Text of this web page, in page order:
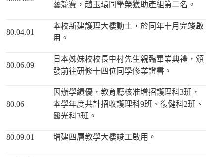
藝競賽，趙玉環同學榮獲助產組第二名。
80.04.01
本校新建護理大樓動土，於同年十月完竣啟
用。
80.06.09
日本姊妹校校長中村先生親臨畢業典禮，頒
發前往研修十四位同學修業證書。
80.06
因辦學績優，教育廳核准增招護理科3班，
本學年度共計招收護理科9班、復健科2班、
醫光科3班。
80.09.01 增建四層教學大樓竣工啟用。